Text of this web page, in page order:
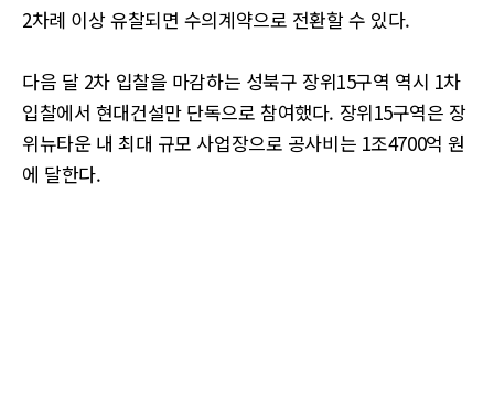
2차례 이상 유찰되면 수의계약으로 전환할 수 있다.
다음 달 2차 입찰을 마감하는 성북구 장위15구역 역시 1차
입찰에서 현대건설만 단독으로 참여했다. 장위15구역은 장
위뉴타운 내 최대 규모 사업장으로 공사비는 1조4700억 원
에 달한다.